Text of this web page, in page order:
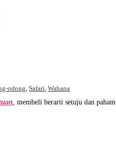
odong ,Safari ,Wahana
, membeli berarti setuju dan paham.